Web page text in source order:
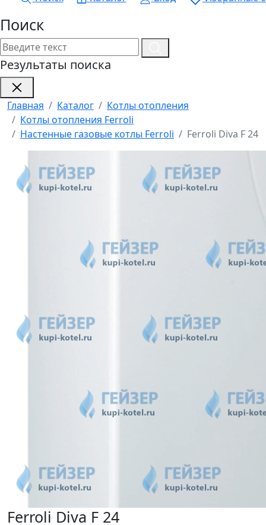
Поиск
Результаты поиска
Главная Каталог
Котлы отопления
Котлы отопления Ferroli
Настенные газовые котлы Ferroli
Ferroli Diva F 24
Ferroli Diva F 24